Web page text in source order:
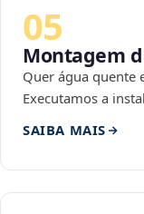
05
Montagem
Quer água quente
Executamos a
SAIBA MAIS